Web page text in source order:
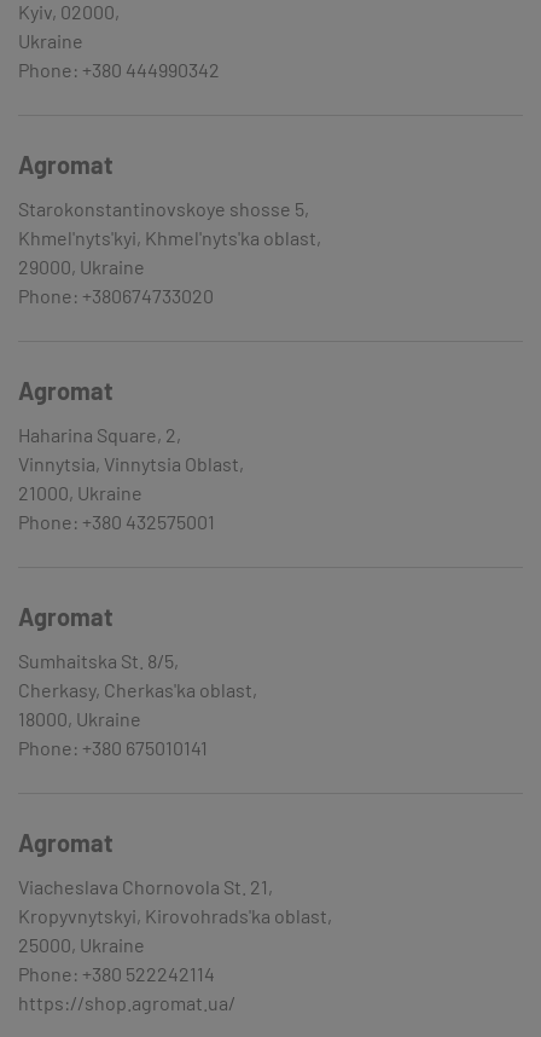
Kyiv, 02000,
Ukraine
Phone: +380 444990342
Agromat
Starokonstantinovskoye shosse 5,
Khmel'nyts'kyi, Khmel'nyts'ka oblast,
29000, Ukraine
Phone: +380674733020
Agromat
Haharina Square, 2,
Vinnytsia, Vinnytsia Oblast,
21000, Ukraine
Phone: +380 432575001
Agromat
Sumhaitska St. 8/5,
Cherkasy, Cherkas'ka oblast,
18000, Ukraine
Phone: +380 675010141
Agromat
Viacheslava Chornovola St. 21,
Kropyvnytskyi, Kirovohrads'ka oblast,
25000, Ukraine
Phone: +380 522242114
https://shop.agromat.ua/